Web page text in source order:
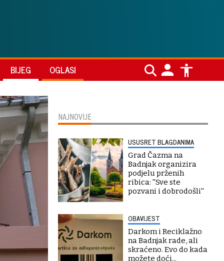
BIJEG OGLASI
NAJNOVIJE
USUSRET BLAGDANIMA
Grad Čazma na
Badnjak organizira
podjelu prženih
ribica: ''Sve ste
pozvani i dobrodošli''
OBAVIJEST
Darkom i Reciklažno
na Badnjak rade, ali
skraćeno. Evo do kada
možete doći...